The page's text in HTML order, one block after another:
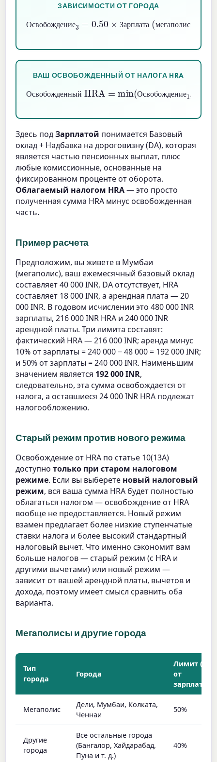
ЗАВИСИМОСТИ ОТ ГОРОДА
О св о б ожд ени е За рпла та мег ап о ли с
Освобождение3 =0.50×
Зарплата (мегаполис)или 0.40×
Зарплата (другой город)
ВАШ ОСВОБОЖДЕННЫЙ ОТ НАЛОГА HRA
О св о б ожд енный О св о б ожд ени е
Освобожденный HRA=min(Освобождение1,
Здесь подЗарплатой понимается Базовый
оклад + Надбавка на дороговизну (DA), которая
является частью пенсионных выплат, плюс
любые комиссионные, основанные на
фиксированном проценте от оборота.
Облагаемый налогом HRA— это просто
полученная сумма HRA минус освобожденная
часть.
Пример расчета
Предположим, вы живете в Мумбаи
(мегаполис), ваш ежемесячный базовый оклад
составляет 40 000 INR, DA отсутствует, HRA
составляет 18 000 INR, а арендная плата — 20
000 INR. В годовом исчислении это 480 000 INR
зарплаты, 216 000 INR HRA и 240 000 INR
арендной платы. Три лимита составят:
фактический HRA — 216 000 INR; аренда минус
10% от зарплаты = 240 000 − 48 000 = 192 000 INR;
и 50% от зарплаты = 240 000 INR. Наименьшим
значением является 192 000 INR,
следовательно, эта сумма освобождается от
налога, а оставшиеся 24 000 INR HRA подлежат
налогообложению.
Старый режим против нового режима
Освобождение от HRA по статье 10(13A)
доступнотолько при старом налоговом
режиме. Если вы выберете новый налоговый
режим, вся ваша сумма HRA будет полностью
облагаться налогом — освобождение от HRA
вообще не предоставляется. Новый режим
взамен предлагает более низкие ступенчатые
ставки налога и более высокий стандартный
налоговый вычет. Что именно сэкономит вам
больше налогов — старый режим (с HRA и
другими вычетами) или новый режим —
зависит от вашей арендной платы, вычетов и
дохода, поэтому имеет смысл сравнить оба
варианта.
Мегаполисы и другие города
Тип
города
Города
Лимит (%
от
зарплаты)
Мегаполис
Дели, Мумбаи, Колката,
Ченнаи
50%
Другие
города
Все остальные города
(Бангалор, Хайдарабад,
Пуна и т. д.)
40%